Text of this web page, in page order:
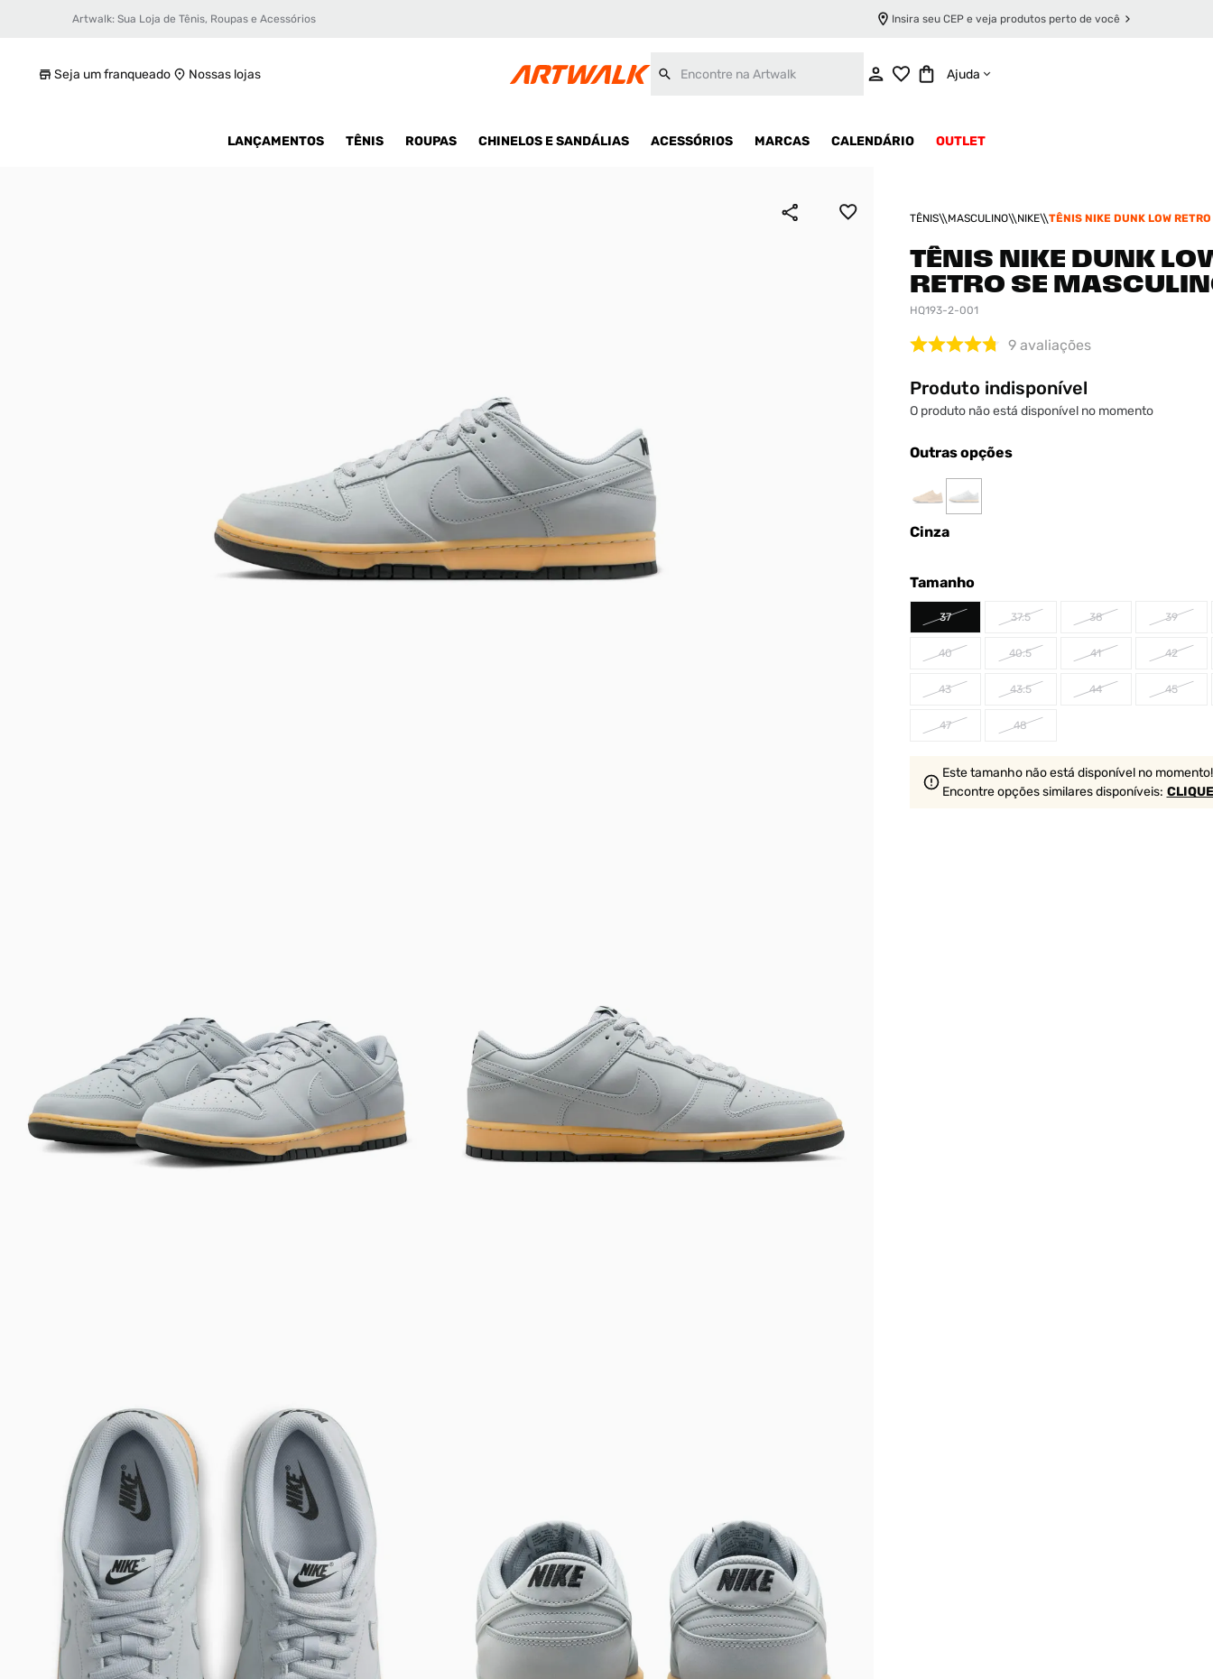
Artwalk: Sua Loja de Tênis, Roupas e Acessórios Insira seu CEP e veja produtos perto de você
Seja um franqueado Nossas lojas Ajuda
LANÇAMENTOS TÊNIS ROUPAS CHINELOS E SANDÁLIAS ACESSÓRIOS MARCAS CALENDÁRIO OUTLET
TÊNIS MASCULINO NIKE
TÊNIS NIKE DUNK LOW RETRO
TÊNIS NIKE DUNK
RETRO SE
HQ193-2-001
9 avaliações
Produto indisponível
O produto não está disponível no momento
Outras opções
Cinza
Tamanho
37 37.5 38 39
40 40.5 41 42
43 43.5 44 45
47 48
Este tamanho não está disponível no momento!
Encontre opções similaresdisponíveis:
Tênis Nike Dunk Low Retro Se Masculino